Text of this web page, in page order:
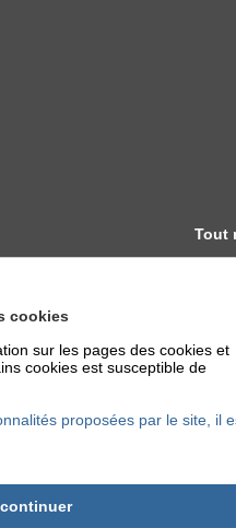
cookies
sur les pages des cookies et
cookies est susceptible de
proposées par le site, il
Tout